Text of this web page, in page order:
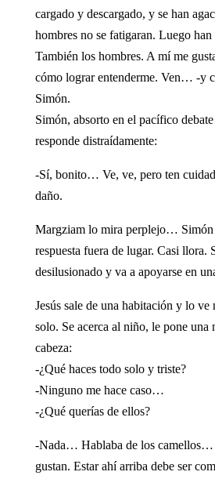
cargado y descargado, y se han
hombres no se fatigaran. Luego
También los hombres. A mí me
cómo lograr entenderme. Ven… -y
Simón.
Simón, absorto en el pacífico
responde distraídamente:
-Sí, bonito… Ve, ve, pero ten
daño.
Margziam lo mira perplejo… Simón
respuesta fuera de lugar. Casi llora.
desilusionado y va a apoyarse en
Jesús sale de una habitación y lo
solo. Se acerca al niño, le pone una
cabeza:
-¿Qué haces todo solo y triste?
-Ninguno me hace caso…
-¿Qué querías de ellos?
-Nada… Hablaba de los
gustan. Estar ahí arriba debe ser